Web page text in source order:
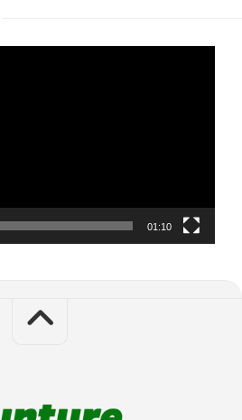
01:10